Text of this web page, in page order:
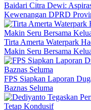
Baidari Citra Dewi:
Kewenangan DPRD
Tirta Amerta Waterpark
Makin Seru Bersama
FPS Siapkan Laporan
Baznas Seluma